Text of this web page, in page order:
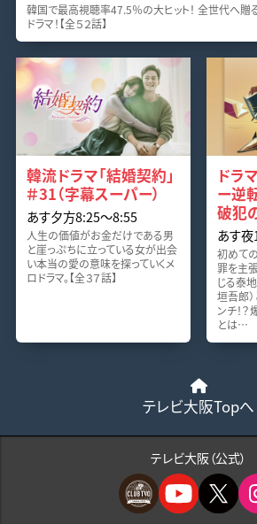
韓国で最高視聴率47.5％の大ヒット！ 全世代へ贈
ドラマ！【全５２話】
韓流ドラマ「結婚契約」
＃31（字幕スーパー）
あす夕方8:25〜8:55
人生の価値がお金だけである男
と崖っぷちに立っている女が出会
い本当の愛の意味を探っていくメ
ロドラマ。【全３７話】
ドラ
ー逆
破犯
あす
初めて
罪を主
じる泰
垣吾郎
ンチ！
とは…
テレビ大阪Topへ
テレビ大阪（公式）